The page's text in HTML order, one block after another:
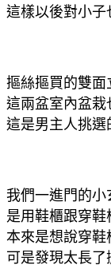
這樣以後對小
摳絲摳買的雙面
這兩盆室內盆栽
這是男主人挑選
我們一進門的小
是用鞋櫃跟穿鞋
本來是想說穿鞋
可是發現太長